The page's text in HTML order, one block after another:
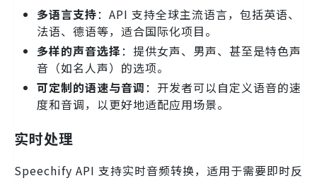
多语言支持：API 支持全球主流语言，包括英语、
法语、德语等，适合国际化项目。
多样的声音选择：提供女声、男声、甚至是特色声
音（如名人声）的选项。
可定制的语速与音调：开发者可以自定义语音的速
度和音调，以更好地适配应用场景。
实时处理
Speechify API 支持实时音频转换，适用于需要即时反